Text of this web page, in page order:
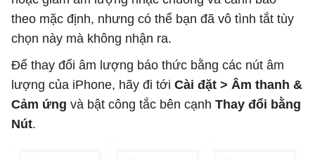
theo mặc định, nhưng có thể bạn đã vô tình tắt tùy
chọn này mà không nhận ra.
Để thay đổi âm lượng báo thức bằng các nút âm
lượng của iPhone, hãy đi tới Cài đặt > Âm thanh &
Cảm ứng và bật công tắc bên cạnh Thay đổi bằng
Nút.